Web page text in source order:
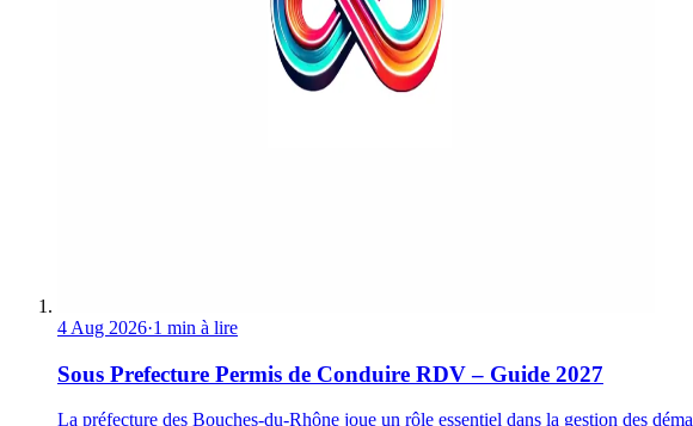
4 Aug 2026·1 min à lire
Sous Prefecture Permis de Conduire RDV – Guide 2027
La préfecture des Bouches-du-Rhône joue un rôle essentiel dans la gestion des